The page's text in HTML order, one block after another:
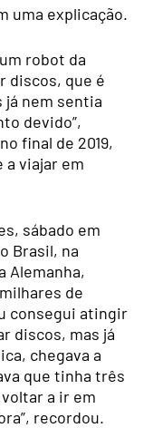
uma explicação.
robot da
discos, que é
já nem sentia
devido”,
final de 2019,
viajar em
sábado em
Brasil, na
Alemanha,
de
consegui atingir
discos, mas já
chegava a
que tinha três
a ir em
recordou.